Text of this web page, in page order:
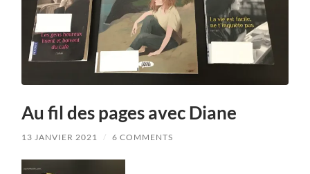
Au fil des pages avec Diane
13 JANVIER 2021 / 6 COMMENTS